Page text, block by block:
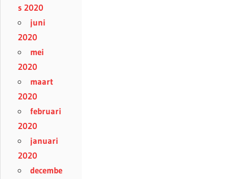
s 2020
juni
2020
mei
2020
maart
2020
februari
2020
januari
2020
decembe